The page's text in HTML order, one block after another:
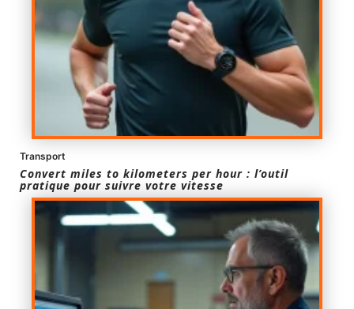
Transport
Convert miles to kilometers per hour : l’outil
pratique pour suivre votre vitesse